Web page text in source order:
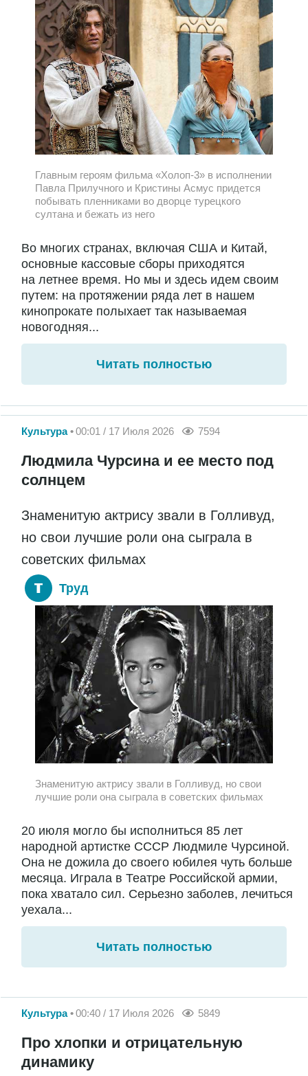
Главным героям фильма «Холоп-3» в исполнении
Павла Прилучного и Кристины Асмус придется
побывать пленниками во дворце турецкого
султана и бежать из него
Во многих странах, включая США и Китай,
основные кассовые сборы приходятся
на летнее время. Но мы и здесь идем своим
путем: на протяжении ряда лет в нашем
кинопрокате полыхает так называемая
новогодняя...
Читать полностью
Культура 00:01 / 17 Июля 2026 7594
Людмила Чурсина и ее место под
солнцем
Знаменитую актрису звали в Голливуд,
но свои лучшие роли она сыграла в
советских фильмах
Труд
Знаменитую актрису звали в Голливуд, но свои
лучшие роли она сыграла в советских фильмах
20 июля могло бы исполниться 85 лет
народной артистке СССР Людмиле Чурсиной.
Она не дожила до своего юбилея чуть больше
месяца. Играла в Театре Российской армии,
пока хватало сил. Серьезно заболев, лечиться
уехала...
Читать полностью
Культура 00:40 / 17 Июля 2026 5849
Про хлопки и отрицательную
динамику